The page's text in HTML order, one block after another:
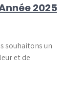
2025
souhaitons un
et de